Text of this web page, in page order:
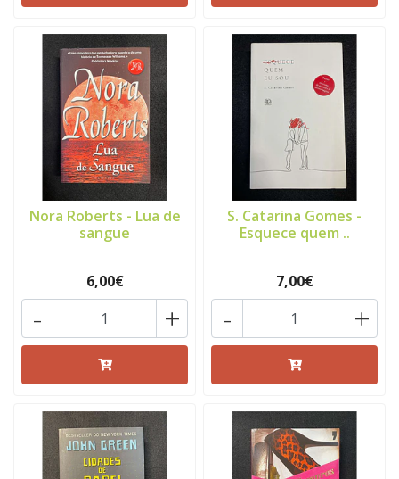
Nora Roberts - Lua de
sangue
6,00€
+
-
S. Catarina Gomes -
Esquece quem ..
7,00€
+
-